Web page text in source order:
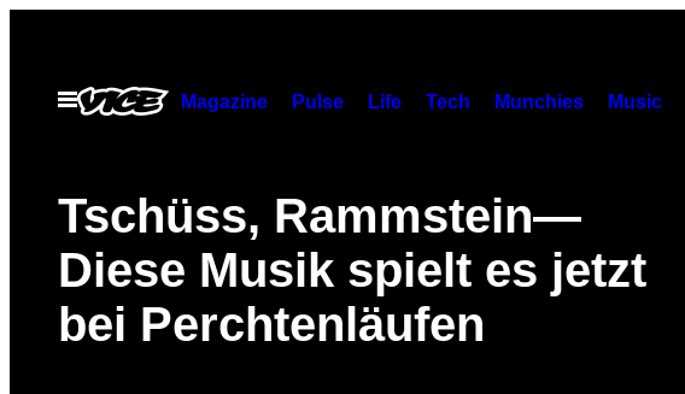
contentOpen
Menu
Magazine Pulse Life Tech Munchies Music
Tschüss, Rammstein—
Diese Musik spielt es jetzt
bei Perchtenläufen